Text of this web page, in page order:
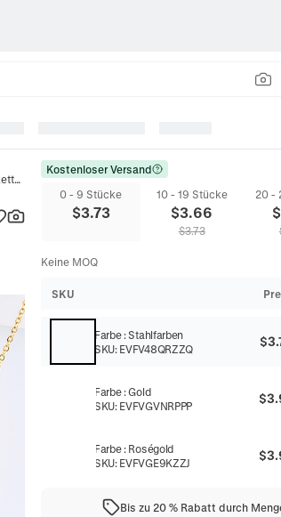
Floating Locket Halskette Runder Glasanhänger Mit Bunten Kristallen 304 Edelstahlkette Schmuck Für Damen
Kostenloser Versand
0 - 9 Stücke
$3.73
10 - 19 Stücke
$3.66
$3.73
20 -
$
Keine MOQ
SKU
Farbe:Stahlfarben
SKU: EVFV48QRZZQ
Farbe:Gold
SKU: EVFVGVNRPPP
Farbe: Roségold
SKU: EVFVGE9KZZJ
Bis zu 20 % Rabatt durch